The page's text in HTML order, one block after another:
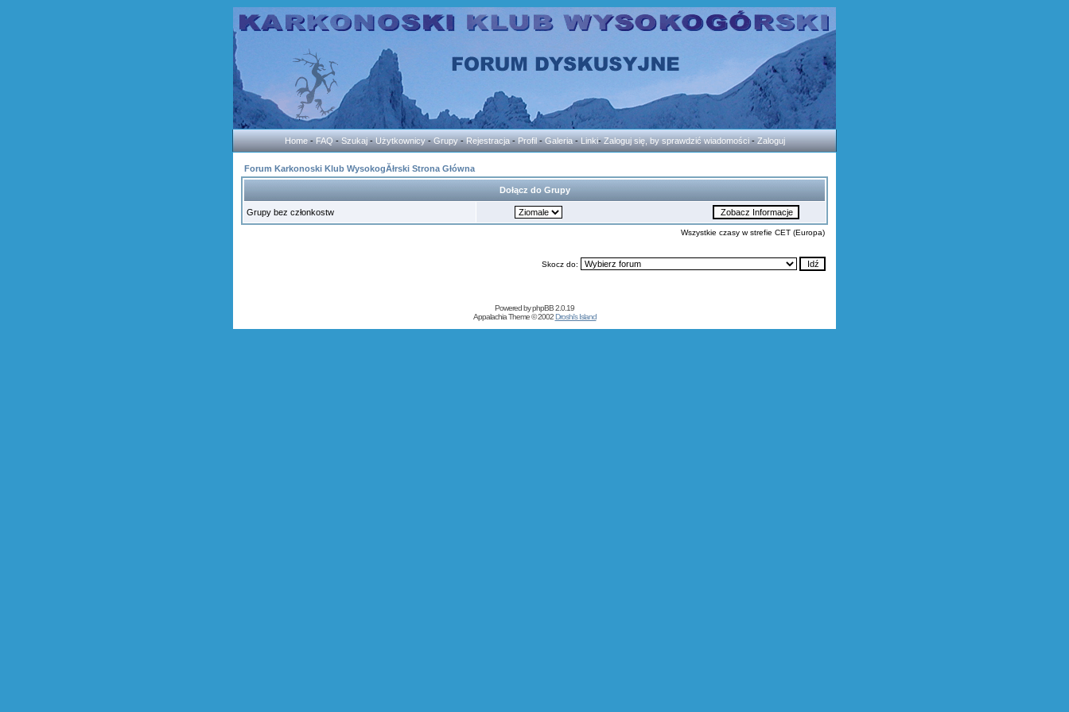
Home-FAQ-Szukaj-Użytkownicy-Grupy-Rejestracja-Profil-Galeria-Linki-Zaloguj się, by sprawdzić wiadomości-Zaloguj
Forum Karkonoski Klub WysokogĂłrski Strona Główna
Dołącz do Grupy
Grupy bez członkostw
Wszystkie czasy w strefie CET (Europa)
Skocz do:
Powered byphpBB2.0.19
Appalachia Theme © 2002Droshi's Island